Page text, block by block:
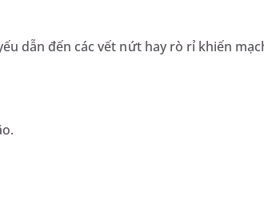
dẫn đến các vết nứt hay rò rỉ khiến